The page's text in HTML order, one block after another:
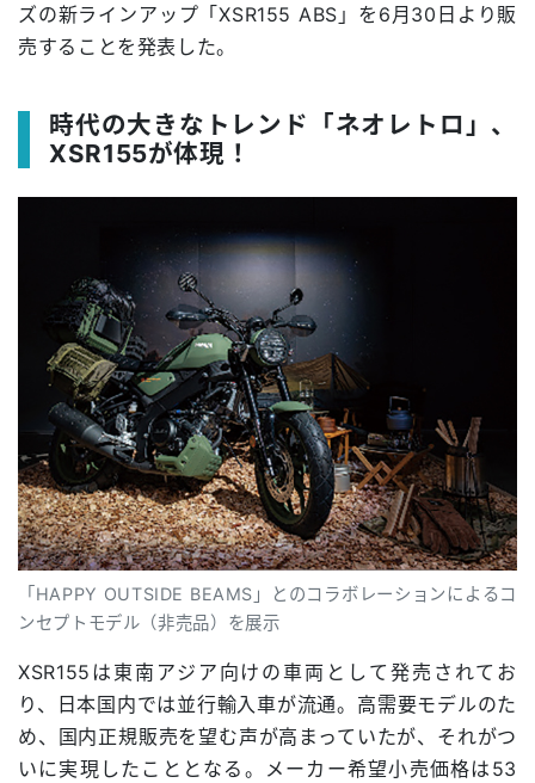
ズの新ラインアップ「XSR155 ABS」を6月30日より販
売することを発表した。
時代の大きなトレンド「ネオレトロ」、
XSR155が体現！
「HAPPY OUTSIDE BEAMS」とのコラボレーションによるコ
ンセプトモデル（非売品）を展示
XSR155は東南アジア向けの車両として発売されてお
り、日本国内では並行輸入車が流通。高需要モデルのた
め、国内正規販売を望む声が高まっていたが、それがつ
いに実現したこととなる。メーカー希望小売価格は53